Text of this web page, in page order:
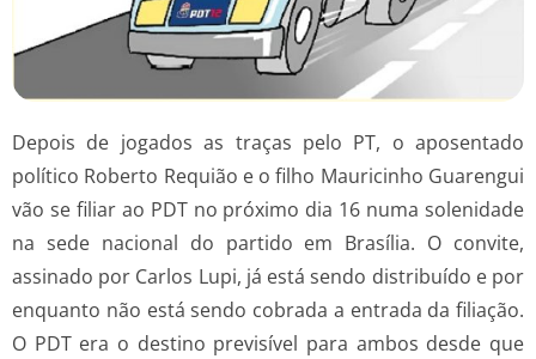
Depois de jogados as traças pelo PT, o aposentado
político Roberto Requião e o filho Mauricinho Guarengui
vão se filiar ao PDT no próximo dia 16 numa solenidade
na sede nacional do partido em Brasília. O convite,
assinado por Carlos Lupi, já está sendo distribuído e por
enquanto não está sendo cobrada a entrada da filiação.
O PDT era o destino previsível para ambos desde que